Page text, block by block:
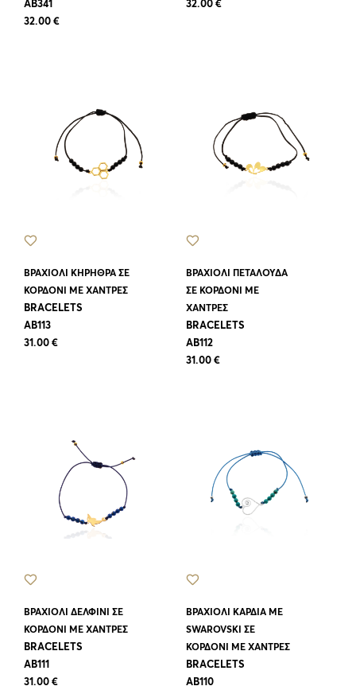
AB341
32.00 €
32.00 €
ΒΡΑΧΙΟΛΙ ΚΗΡΗΘΡΑ ΣΕ
ΚΟΡΔΟΝΙ ΜΕ ΧΑΝΤΡΕΣ
BRACELETS
AB113
31.00 €
ΒΡΑΧΙΟΛΙ ΠΕΤΑΛΟΥΔΑ
ΣΕ ΚΟΡΔΟΝΙ ΜΕ
ΧΑΝΤΡΕΣ
BRACELETS
AB112
31.00 €
ΒΡΑΧΙΟΛΙ ΔΕΛΦΙΝΙ ΣΕ
ΚΟΡΔΟΝΙ ΜΕ ΧΑΝΤΡΕΣ
BRACELETS
AB111
31.00 €
ΒΡΑΧΙΟΛΙ ΚΑΡΔΙΑ ΜΕ
SWAROVSKI ΣΕ
ΚΟΡΔΟΝΙ ΜΕ ΧΑΝΤΡΕΣ
BRACELETS
AB110